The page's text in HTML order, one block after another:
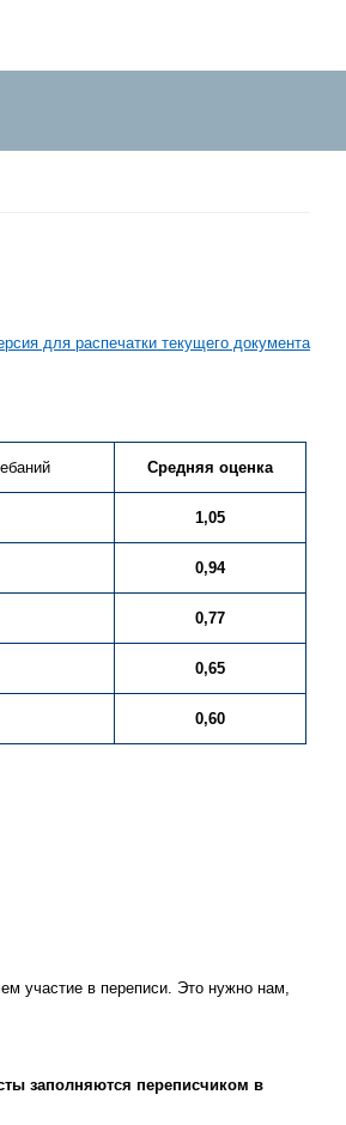
для распечатки текущего документа
Средняя оценка
1,05
0,94
0,77
0,65
0,60
участие в переписи. Это нужно нам,
заполняются переписчиком в